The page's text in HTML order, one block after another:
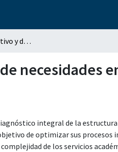
Estudio administrativo y detección de necesidades en la escuela de administración de la BUAP.
necesidades
integral de la
de optimizar sus
de los servicios